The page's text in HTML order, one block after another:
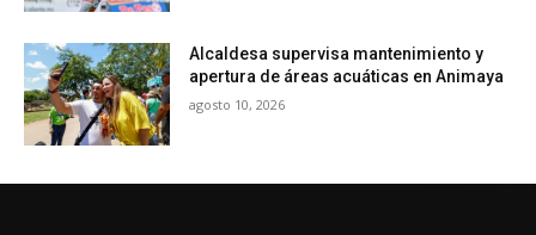
Alcaldesa supervisa mantenimiento y
apertura de áreas acuáticas en Animaya
agosto 10, 2026